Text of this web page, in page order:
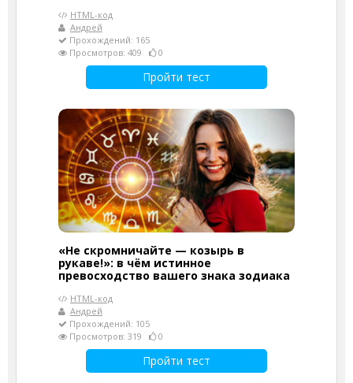
HTML-код
Андрей
Прохождений: 165
Просмотров: 409
0
Пройти тест
«Не скромничайте — козырь в
рукаве!»: в чём истинное
превосходство вашего знака зодиака
HTML-код
Андрей
Прохождений: 105
Просмотров: 319
0
Пройти тест